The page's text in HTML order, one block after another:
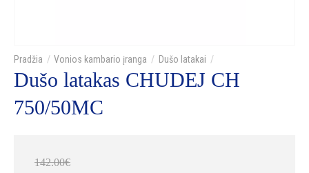
Vonios kambario įranga Dušo latakai
Dušo latakas CHUDEJ CH
750/50MC
142.00€